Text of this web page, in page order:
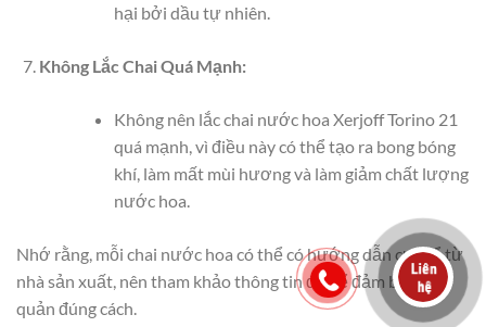
hại bởi dầu tự nhiên.
Không Lắc Chai Quá Mạnh:
Không nên lắc chai nước hoa Xerjoff Torino 21
quá mạnh, vì điều này có thể tạo ra bong bóng
khí, làm mất mùi hương và làm giảm chất lượng
nước hoa.
Nhớ rằng, mỗi chai nước hoa có thể có hướng dẫn cụ thể từ
nhà sản xuất, nên tham khảo thông tin đó để đảm bảo bảo
quản đúng cách.